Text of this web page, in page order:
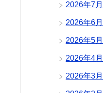
2026年7月
2026年6月
2026年5月
2026年4月
2026年3月